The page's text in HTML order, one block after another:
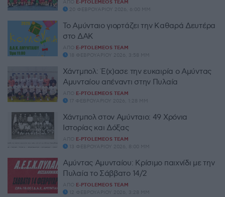
ΑΠΌ E-PTOLEMEOS TEAM
20 ΦΕΒΡΟΥΑΡΊΟΥ 2026, 6:00 ΜΜ
Το Αμύνταιο γιορτάζει την Καθαρά Δευτέρα
στο ΔΑΚ
ΑΠΌ E-PTOLEMEOS TEAM
18 ΦΕΒΡΟΥΑΡΊΟΥ 2026, 3:58 ΜΜ
Χάντμπολ: Έ(x)ασε την ευκαιρία ο Αμύντας
Αμυνταίου απέναντι στην Πυλαία
ΑΠΌ E-PTOLEMEOS TEAM
17 ΦΕΒΡΟΥΑΡΊΟΥ 2026, 1:28 ΜΜ
Χάντμπολ στον Αμύνταιο: 49 Χρόνια
Ιστορίας και Δόξας
ΑΠΌ E-PTOLEMEOS TEAM
13 ΦΕΒΡΟΥΑΡΊΟΥ 2026, 8:00 ΜΜ
Αμύντας Αμυνταίου: Κρίσιμο παιχνίδι με την
Πυλαία το Σάββατο 14/2
ΑΠΌ E-PTOLEMEOS TEAM
12 ΦΕΒΡΟΥΑΡΊΟΥ 2026, 3:28 ΜΜ